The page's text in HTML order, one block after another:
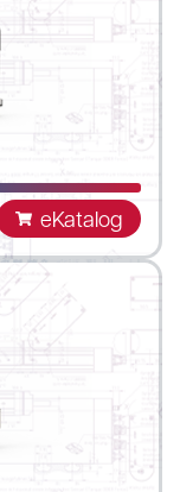
wurde,
zu greifen. In
LinMot
Greiffingen
eKatalog